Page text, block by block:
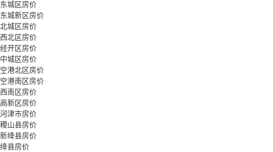
东城区房价
东城新区房价
北城区房价
西北区房价
经开区房价
中城区房价
空港北区房价
空港南区房价
西南区房价
高新区房价
河津市房价
稷山县房价
新绛县房价
绛县房价